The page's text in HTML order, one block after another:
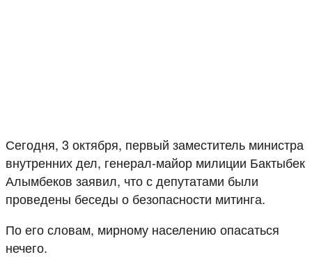
Сегодня, 3 октября, первый заместитель министра
внутренних дел, генерал-майор милиции Бактыбек
Алымбеков заявил, что с депутатами были
проведены беседы о безопасности митинга.
По его словам, мирному населению опасаться
нечего.